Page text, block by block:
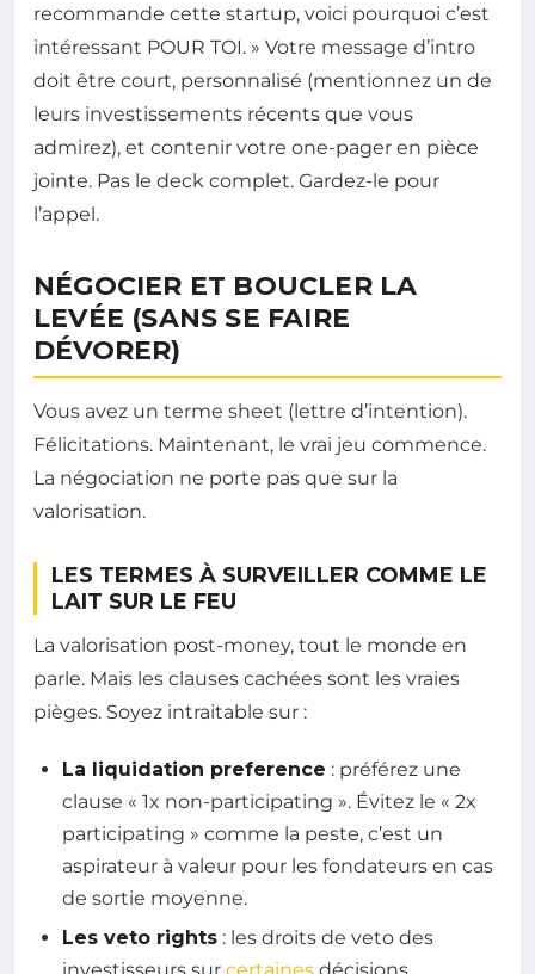
recommande cette startup, voici pourquoi c’est
intéressant POUR TOI. » Votre message d’intro
doit être court, personnalisé (mentionnez un de
leurs investissements récents que vous
admirez), et contenir votre one-pager en pièce
jointe. Pas le deck complet. Gardez-le pour
l’appel.
NÉGOCIER ET BOUCLER LA
LEVÉE (SANS SE FAIRE
DÉVORER)
Vous avez un terme sheet (lettre d’intention).
Félicitations. Maintenant, le vrai jeu commence.
La négociation ne porte pas que sur la
valorisation.
LES TERMES À SURVEILLER COMME LE
LAIT SUR LE FEU
La valorisation post-money, tout le monde en
parle. Mais les clauses cachées sont les vraies
pièges. Soyez intraitable sur :
La liquidation preference : préférez une
clause « 1x non-participating ». Évitez le « 2x
participating » comme la peste, c’est un
aspirateur à valeur pour les fondateurs en cas
de sortie moyenne.
Les veto rights : les droits de veto des